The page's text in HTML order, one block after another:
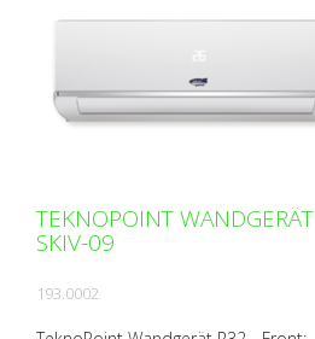
TEKNOPOINT WANDGERÄT
SKIV-09
193.0002